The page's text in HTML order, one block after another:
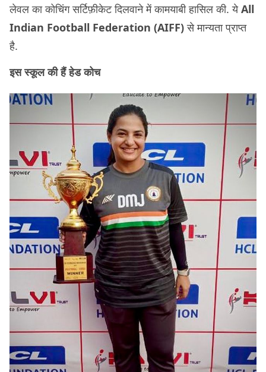
लेवल का कोचिंग सर्टिफ़ीकेट दिलवाने में कामयाबी हासिल की. येAll
Indian Football Federation (AIFF)से मान्यता प्राप्त
है.
इस स्कूल की हैं हेड कोच